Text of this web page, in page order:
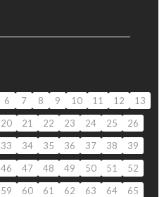
6 7 8 9 10 11 12
13
20 21 22 23 24 25
26
33 34 35 36 37 38
39
46 47 48 49 50 51
52
59 60 61 62 63 64 65